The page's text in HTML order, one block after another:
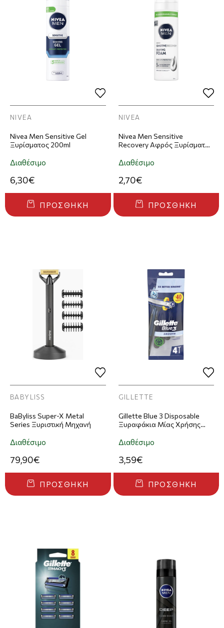
NIVEA
Nivea Men Sensitive Gel
Ξυρίσματος 200ml
Διαθέσιμο
6,30€
ΠΡΟΣΘΉΚΗ
NIVEA
Nivea Men Sensitive
Recovery Αφρός Ξυρίσματος
Διαθέσιμο
2,70€
ΠΡΟΣΘΉΚΗ
BABYLISS
BaByliss Super-X Metal
Series Ξυριστική Μηχανή
Διαθέσιμο
79,90€
ΠΡΟΣΘΉΚΗ
GILLETTE
Gillette Blue 3 Disposable
Ξυραφάκια Μίας Χρήσης
Διαθέσιμο
3,59€
ΠΡΟΣΘΉΚΗ